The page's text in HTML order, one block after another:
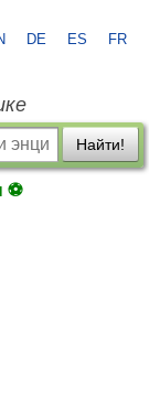
DE ES FR
Найти!
⚽